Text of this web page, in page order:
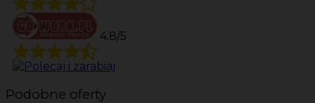
4.8/5
Podobne oferty